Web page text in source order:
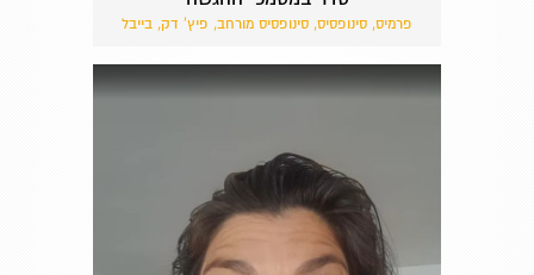
פרמיס, סינופסיס, סינופסיס מורחב, פיץ' דק, בייבל